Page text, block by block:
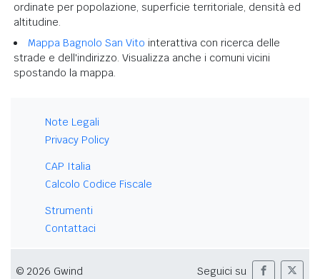
ordinate per popolazione, superficie territoriale, densità ed
altitudine.
Mappa Bagnolo San Vito interattiva con ricerca delle
strade e dell'indirizzo. Visualizza anche i comuni vicini
spostando la mappa.
Note Legali
Privacy Policy
CAP Italia
Calcolo Codice Fiscale
Strumenti
Contattaci
© 2026 Gwind Seguici su